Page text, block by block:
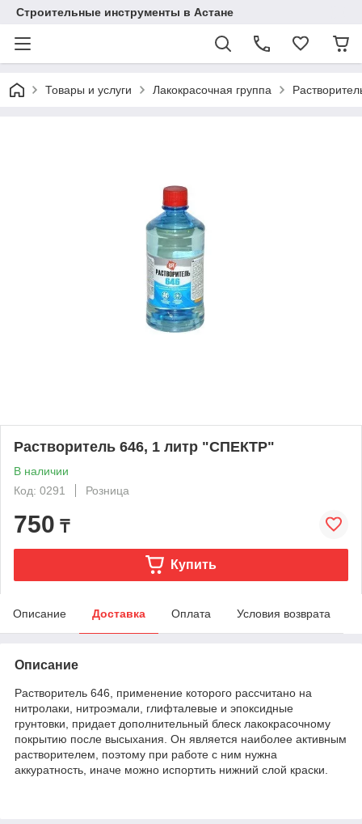
Строительные инструменты в Астане
Товары и услуги Лакокрасочная группа
Растворитель 646, 1 литр "СПЕКТР"
В наличии
Код: 0291
Розница
750 ₸
Купить
Описание Доставка Оплата Условия возврата
Описание
Растворитель 646, применение которого рассчитано на
нитролаки, нитроэмали, глифталевые и эпоксидные
грунтовки, придает дополнительный блеск лакокрасочному
покрытию после высыхания. Он является наиболее активным
растворителем, поэтому при работе с ним нужна
аккуратность, иначе можно испортить нижний слой краски.